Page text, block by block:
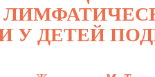
У ДЕТЕЙ